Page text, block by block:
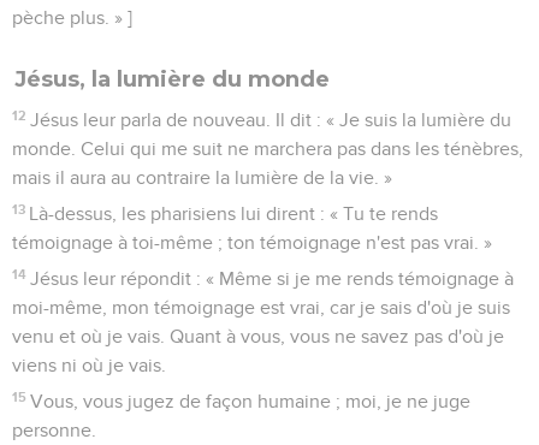
pèche plus. » ]
Jésus, la lumière du monde
12 Jésus leur parla de nouveau. Il dit : « Je suis la lumière du
monde. Celui qui me suit ne marchera pas dans les ténèbres,
mais il aura au contraire la lumière de la vie. »
13 Là-dessus, les pharisiens lui dirent : « Tu te rends
témoignage à toi-même ; ton témoignage n'est pas vrai. »
14 Jésus leur répondit : « Même si je me rends témoignage à
moi-même, mon témoignage est vrai, car je sais d'où je suis
venu et où je vais. Quant à vous, vous ne savez pas d'où je
viens ni où je vais.
15 Vous, vous jugez de façon humaine ; moi, je ne juge
personne.